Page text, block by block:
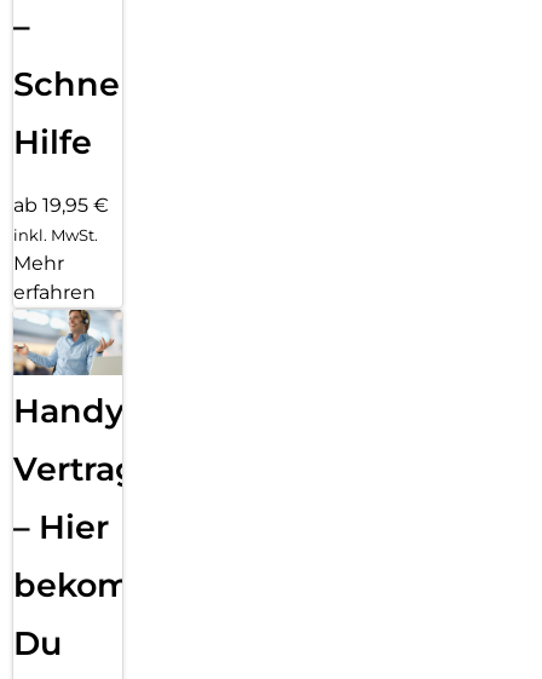
–
Schnelle
Hilfe
ab 19,95 €
inkl. MwSt.
Mehr
erfahren
Handy
Vertragsabwicklung
– Hier
bekommst
Du